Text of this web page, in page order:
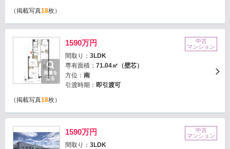
（掲載写真18枚）
画像を
見る
1590万円
間取り： 3LDK
専有面積： 71.04㎡（壁芯）
方位： 南
引渡時期： 即引渡可
中古
マンション
（掲載写真18枚）
1590万円
間取り： 3LDK
中古
マンション